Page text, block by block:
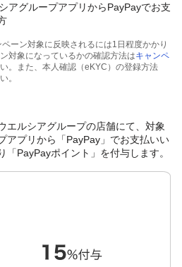
アグループアプリからPayPayでお支
ーン対象に反映されるには1日程度かかり
対象になっているかの確認方法はキャンペ
。また、本人確認（eKYC）の登録方法
。
エルシアグループの店舗にて、対象
アプリから「PayPay」でお支払いい
「PayPayポイント」を付与します。